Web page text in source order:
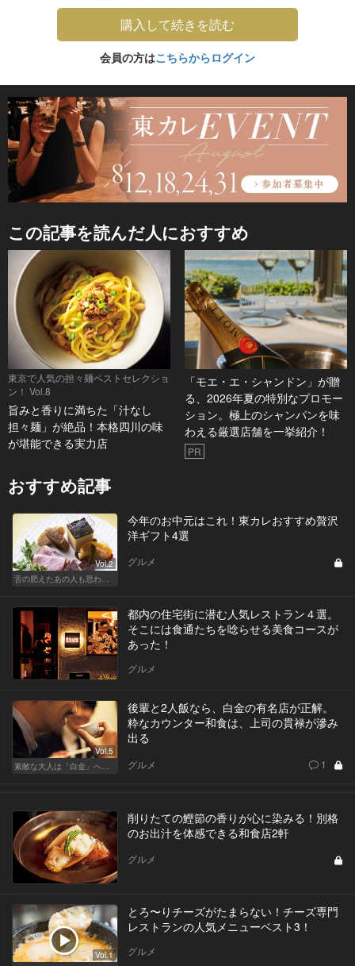
購入して続きを読む
会員の方はこちらからログイン
この記事を読んだ人におすすめ
東京で人気の担々麺ベストセレクショ
ン！ Vol.8
旨みと香りに満ちた「汁なし
担々麺」が絶品！本格四川の味
が堪能できる実力店
「モエ・エ・シャンドン」が贈
る、2026年夏の特別なプロモー
ション。極上のシャンパンを味
わえる厳選店舗を一挙紹介！
PR
おすすめ記事
Vol.2
舌の肥えたあの人も思わず舌鼓!?厳選お中元
今年のお中元はこれ！東カレおすすめ贅沢
洋ギフト4選
グルメ
都内の住宅街に潜む人気レストラン４選。
そこには食通たちを唸らせる美食コースが
あった！
グルメ
Vol.5
素敵な大人は「白金」へ後輩を誘う
後輩と2人飯なら、白金の有名店が正解。
粋なカウンター和食は、上司の貫禄が滲み
出る
グルメ 1
削りたての鰹節の香りが心に染みる！別格
のお出汁を体感できる和食店2軒
グルメ
Vol.1
とろ〜りチーズがたまらない！チーズ専門
レストランの人気メニューベスト3！
グルメ